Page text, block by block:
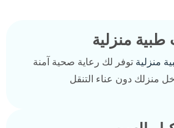
منزلية
منزلية توفر لك رعاية صحية آمنة
منزلك دون عناء التنقل